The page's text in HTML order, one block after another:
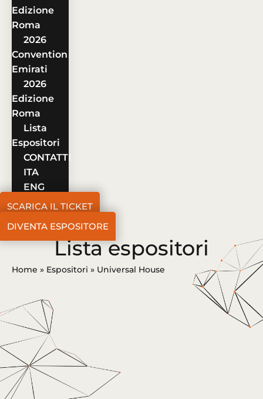
Edizione
Roma
2026
Convention
Emirati
2026
Edizione
Roma
Lista
Espositori
CONTATTI
ITA
ENG
SCARICA IL TICKET
DIVENTA ESPOSITORE
Lista espositori
Home » Espositori » Universal House